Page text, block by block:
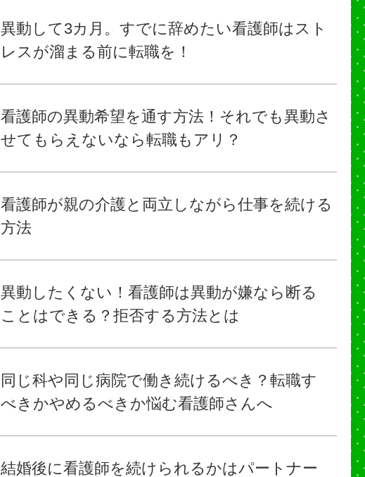
異動して3カ月。すでに辞めたい看護師はスト
レスが溜まる前に転職を！
看護師の異動希望を通す方法！それでも異動さ
せてもらえないなら転職もアリ？
看護師が親の介護と両立しながら仕事を続ける
方法
異動したくない！看護師は異動が嫌なら断る
ことはできる？拒否する方法とは
同じ科や同じ病院で働き続けるべき？転職す
べきかやめるべきか悩む看護師さんへ
結婚後に看護師を続けられるかはパートナー